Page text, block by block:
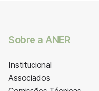
Sobre a ANER
Institucional
Associados